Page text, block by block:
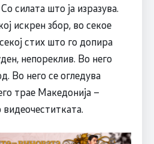
силата што ја изразува.
искрен збор, во секое
стих што го допира
непореклив. Во него
Во него се огледува
трае Македонија –